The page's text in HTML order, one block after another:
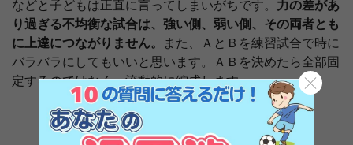
などと子どもは正直に言ってしまいがちです。 力の差があ
り過ぎる不均衡な試合は、強い側、弱い側、その両者とも
に上達につながりません。
また、ＡとＢを練習試合で時に
バラバラにしてもいいと思います。ＡＢを決めたら全部固
定するのではなく、流動的に編成します。